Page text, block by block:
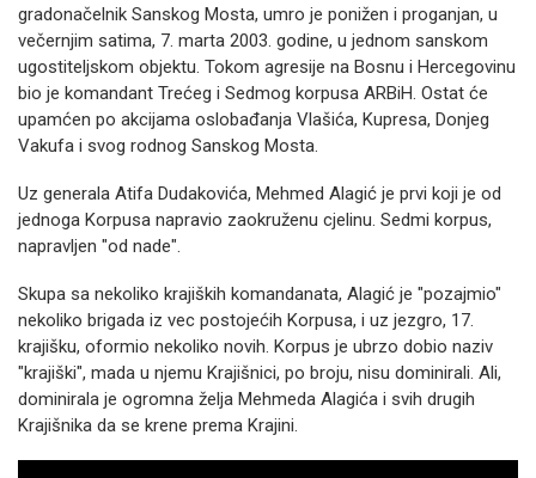
gradonačelnik Sanskog Mosta, umro je ponižen i proganjan, u
večernjim satima, 7. marta 2003. godine, u jednom sanskom
ugostiteljskom objektu. Tokom agresije na Bosnu i Hercegovinu
bio je komandant Trećeg i Sedmog korpusa ARBiH. Ostat će
upamćen po akcijama oslobađanja Vlašića, Kupresa, Donjeg
Vakufa i svog rodnog Sanskog Mosta.
Uz generala Atifa Dudakovića, Mehmed Alagić je prvi koji je od
jednoga Korpusa napravio zaokruženu cjelinu. Sedmi korpus,
napravljen "od nade".
Skupa sa nekoliko krajiških komandanata, Alagić je "pozajmio"
nekoliko brigada iz vec postojećih Korpusa, i uz jezgro, 17.
krajišku, oformio nekoliko novih. Korpus je ubrzo dobio naziv
"krajiški", mada u njemu Krajišnici, po broju, nisu dominirali. Ali,
dominirala je ogromna želja Mehmeda Alagića i svih drugih
Krajišnika da se krene prema Krajini.